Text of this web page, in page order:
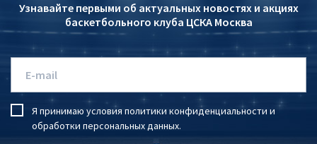
Узнавайте первыми об актуальных новостях и акциях
баскетбольного клуба ЦСКА Москва
Я принимаю условия политики конфиденциальности и
обработки персональных данных.